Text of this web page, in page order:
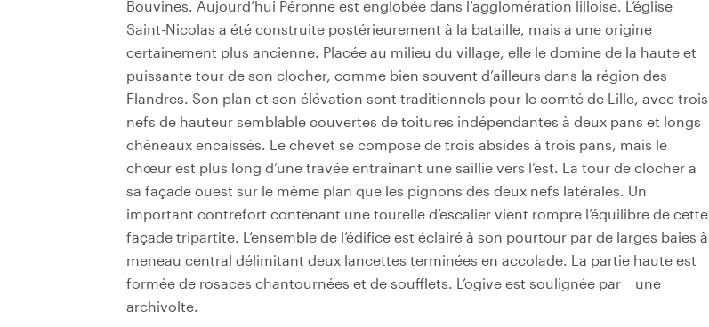
Bouvines. Aujourd’hui Péronne est englobée dans l’agglomération lilloise. L’église
Saint-Nicolas a été construite postérieurement à la bataille, mais a une origine
certainement plus ancienne. Placée au milieu du village, elle le domine de la haute et
puissante tour de son clocher, comme bien souvent d’ailleurs dans la région des
Flandres. Son plan et son élévation sont traditionnels pour le comté de Lille, avec trois
nefs de hauteur semblable couvertes de toitures indépendantes à deux pans et longs
chéneaux encaissés. Le chevet se compose de trois absides à trois pans, mais le
chœur est plus long d’une travée entraînant une saillie vers l’est. La tour de clocher a
sa façade ouest sur le même plan que les pignons des deux nefs latérales. Un
important contrefort contenant une tourelle d’escalier vient rompre l’équilibre de cette
façade tripartite. L’ensemble de l’édifice est éclairé à son pourtour par de larges baies à
meneau central délimitant deux lancettes terminées en accolade. La partie haute est
formée de rosaces chantournées et de soufflets. L’ogive est soulignée par une
archivolte.